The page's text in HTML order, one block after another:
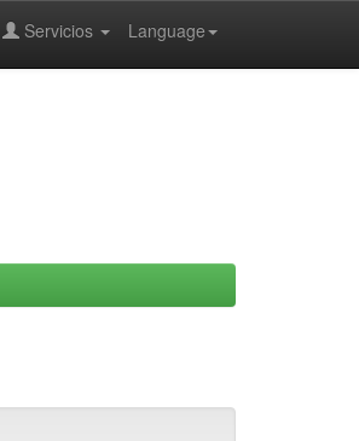
Language
Servicios